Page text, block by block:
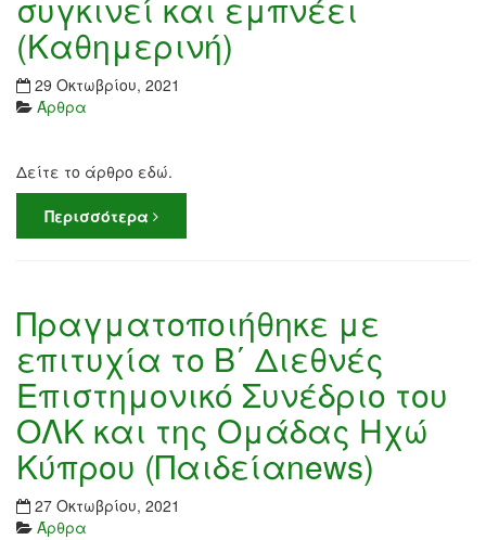
(Καθημερινή)
29 Οκτωβρίου, 2021
Άρθρα
Δείτε το άρθρο εδώ.
Περισσότερα
Πραγματοποιήθηκε με
επιτυχία το Β΄ Διεθνές
Επιστημονικό Συνέδριο του
ΟΛΚ και της Ομάδας Ηχώ
Κύπρου (Παιδείαnews)
27 Οκτωβρίου, 2021
Άρθρα